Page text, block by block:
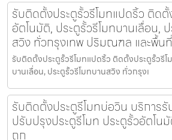
รับติดตั้งประตูรั้วรีโมทแปดริ้ว ติดตั้
อัตโนมัติ, ประตูรั้วรีโมทบานเลื่อน,
สวิง ทั่วกรุงเทพ ปริมณฑล และพื้น
รับติดตั้งประตูรั้วรีโมทแปดริ้ว ติดตั้งประตูรั้วรีโ
บานเลื่อน, ประตูรั้วรีโมทบานสวิง ทั่วกรุงเ
รับติดตั้งประตูรีโมทบ่อวิน บริการ
ปรับปรุงประตูรีโมท ประตูรั้วอัตโน
ถูก